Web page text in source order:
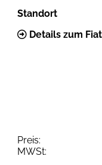
Standort
Details zum
Preis:
MWSt: